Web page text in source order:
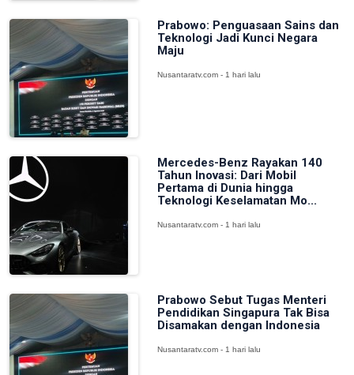
Prabowo: Penguasaan Sains dan
Teknologi Jadi Kunci Negara
Maju
Nusantaratv.com - 1 hari lalu
Mercedes-Benz Rayakan 140
Tahun Inovasi: Dari Mobil
Pertama di Dunia hingga
Teknologi Keselamatan Mo...
Nusantaratv.com - 1 hari lalu
Prabowo Sebut Tugas Menteri
Pendidikan Singapura Tak Bisa
Disamakan dengan Indonesia
Nusantaratv.com - 1 hari lalu